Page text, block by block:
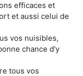
efficaces et
et aussi celui de
vos nuisibles,
chance d'y
tous vos